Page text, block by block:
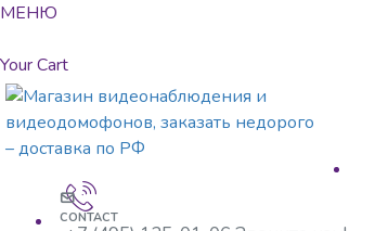
МЕНЮ
Your Cart
CONTACT